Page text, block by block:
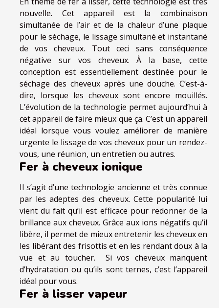
nouvelle. Cet appareil est la combinaison
simultanée de l’air et de la chaleur d’une plaque
pour le séchage, le lissage simultané et instantané
de vos cheveux. Tout ceci sans conséquence
négative sur vos cheveux. À la base, cette
conception est essentiellement destinée pour le
séchage des cheveux après une douche. C’est-à-
dire, lorsque les cheveux sont encore mouillés.
L’évolution de la technologie permet aujourd’hui à
cet appareil de faire mieux que ça. C’est un appareil
idéal lorsque vous voulez améliorer de manière
urgente le lissage de vos cheveux pour un rendez-
vous, une réunion, un entretien ou autres.
Fer à cheveux ionique
Il s’agit d’une technologie ancienne et très connue
par les adeptes des cheveux. Cette popularité lui
vient du fait qu’il est efficace pour redonner de la
brillance aux cheveux. Grâce aux ions négatifs qu’il
libère, il permet de mieux entretenir les cheveux en
les libérant des frisottis et en les rendant doux à la
vue et au toucher. Si vos cheveux manquent
d’hydratation ou qu’ils sont ternes, c’est l’appareil
idéal pour vous.
Fer à lisser vapeur